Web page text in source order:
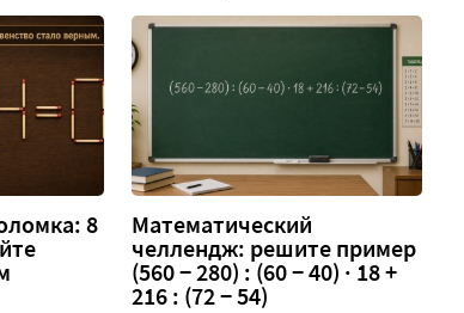
8
Математический
челлендж: решите пример
(560 − 280) : (60 − 40) · 18 +
216 : (72 − 54)